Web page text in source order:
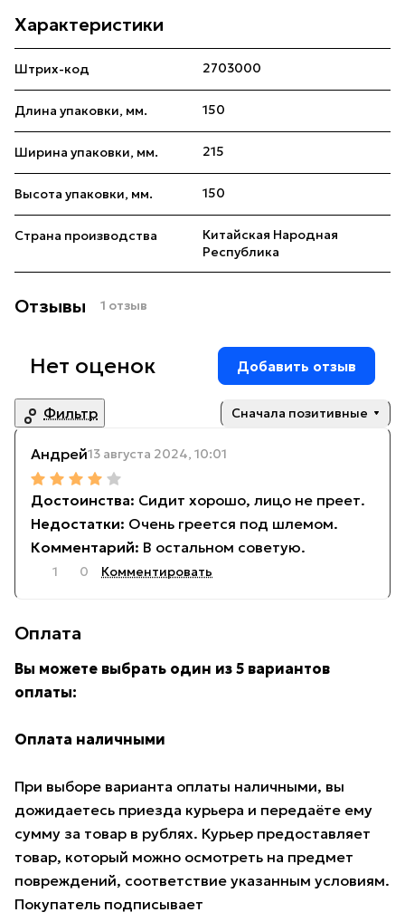
Характеристики
Штрих-код 2703000
Длина упаковки, мм. 150
Ширина упаковки, мм. 215
Высота упаковки, мм. 150
Страна производства
Китайская Народная
Республика
Отзывы 1 отзыв
Фильтр Сначала позитивные
Андрей13 августа 2024, 10:01
Сидит хорошо, лицо не преет.
Очень греется под шлемом.
В остальном советую.
1 0 Комментировать
Нет оценок Добавить отзыв
Оплата
Вы можете выбрать один из 5 вариантов
оплаты:
Оплата наличными
При выборе варианта оплаты наличными, вы
дожидаетесь приезда курьера и передаёте ему
сумму за товар в рублях. Курьер предоставляет
товар, который можно осмотреть на предмет
повреждений, соответствие указанным условиям.
Покупатель подписывает